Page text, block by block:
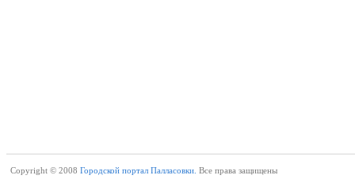
Copyright © 2008 Городской портал Палласовки. Все права защищены